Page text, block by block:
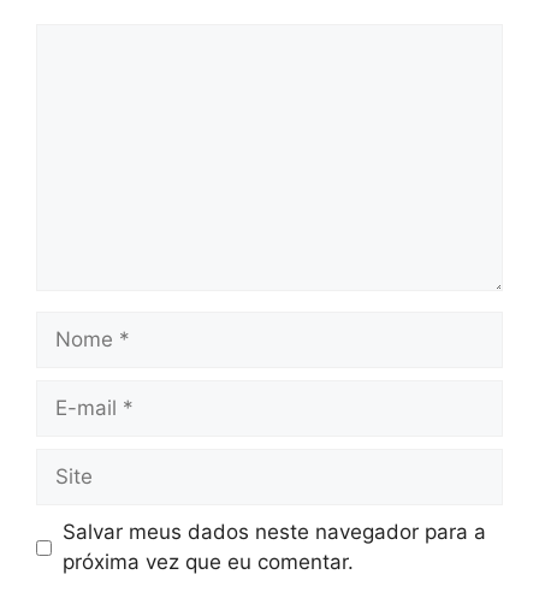
Nome
Site
Salvar meus dados neste navegador para a
próxima vez que eu comentar.